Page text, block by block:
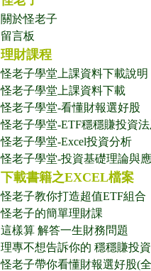
關於怪老子
留言板
理財課程
怪老子學堂上課資料下載說明
怪老子學堂上課資料下載
怪老子學堂-看懂財報選好股
怪老子學堂-ETF穩穩賺投資
怪老子學堂-Excel投資分析
怪老子學堂-投資基礎理論與
下載書籍之EXCEL檔案
怪老子教你打造超值ETF組合
怪老子的簡單理財課
這樣算 解答一生財務問題
理專不想告訴你的 穩穩賺投
怪老子帶你看懂財報選好股(